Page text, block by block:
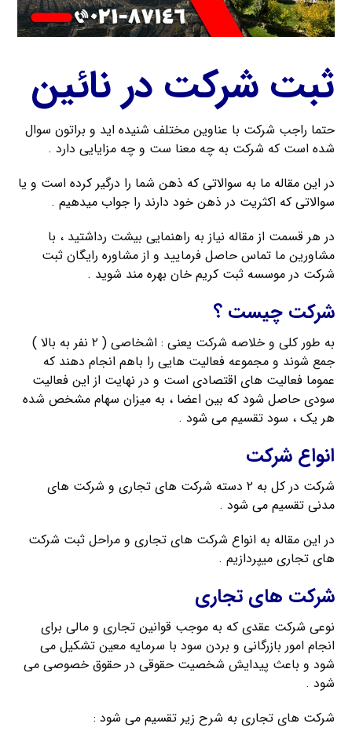
ثبت شرکت در نائين
حتما راجب شرکت با عناوین مختلف شنیده اید و براتون سوال
شده است که شرکت به چه معنا ست و چه مزایایی دارد .
در این مقاله ما به سوالاتی که ذهن شما را درگیر کرده است و یا
سوالاتی که اکثریت در ذهن خود دارند را جواب میدهیم .
در هر قسمت از مقاله نیاز به راهنمایی بیشت رداشتید ، با
مشاورین ما تماس حاصل فرمایید و از مشاوره رایگان ثبت
شرکت در موسسه ثبت کریم خان بهره مند شوید .
شرکت چیست ؟
به طور کلی و خلاصه شرکت یعنی : اشخاصی ( ۲ نفر به بالا )
جمع شوند و مجموعه فعالیت هایی را باهم انجام دهند که
عموما فعالیت های اقتصادی است و در نهایت از این فعالیت
سودی حاصل شود که بین اعضا ، به میزان سهام مشخص شده
هر یک ، سود تقسیم می شود .
انواع شرکت
شرکت در کل به ۲ دسته شرکت های تجاری و شرکت های
مدنی تقسیم می شود .
در این مقاله به انواع شرکت های تجاری و مراحل ثبت شرکت
های تجاری میپردازیم .
شرکت های تجاری
نوعی شرکت عقدی که به موجب قوانین تجاری و مالی برای
انجام امور بازرگانی و بردن سود با سرمایه معین تشکیل می
شود و باعث پیدایش شخصیت حقوقی در حقوق خصوصی می
شود .
شرکت های تجاری به شرح زیر تقسیم می شود :